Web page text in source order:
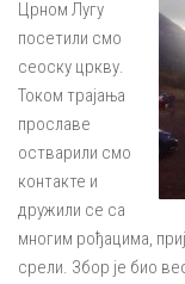
Црном Лугу
посетили смо
сеоску цркву.
Током трајања
прославе
остварили смо
контакте и
дружили се са
многим рођацима,
срели. Збор је био